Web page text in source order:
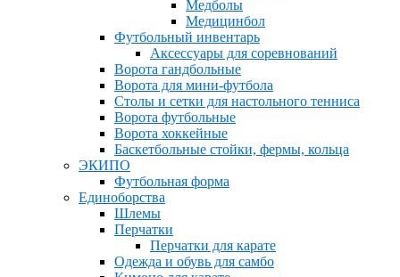
Медболы
Медицинбол
Футбольный инвентарь
Аксессуары для соревнований
Ворота гандбольные
Ворота для мини-футбола
Столы и сетки для настольного тенниса
Ворота футбольные
Ворота хоккейные
Баскетбольные стойки, фермы, кольца
ЭКИПО
Футбольная форма
Единоборства
Шлемы
Перчатки
Перчатки для карате
Одежда и обувь для самбо